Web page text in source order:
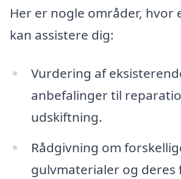
Her er nogle områder,
kan assistere dig:
Vurdering af
anbefalinger til
udskiftning.
Rådgivning om
gulvmaterialer og deres